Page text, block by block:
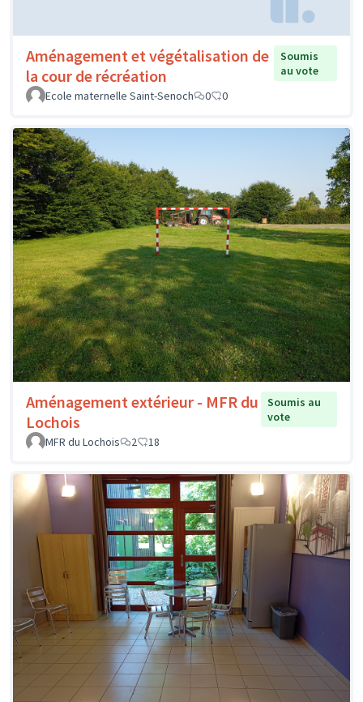
Aménagement et végétalisation de
la cour de récréation
Soumis
au vote
Ecole maternelle Saint-Senoch
0 0
Aménagement extérieur - MFR du
Lochois
Soumis au
vote
MFR du Lochois
2 18